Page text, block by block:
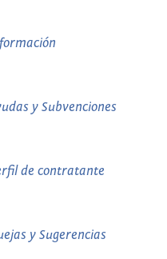
y Subvenciones
de contratante
y Sugerencias